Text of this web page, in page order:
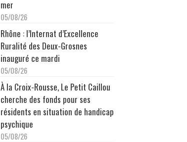
mer
05/08/26
Rhône : l’Internat d’Excellence
Ruralité des Deux-Grosnes
inauguré ce mardi
05/08/26
À la Croix-Rousse, Le Petit Caillou
cherche des fonds pour ses
résidents en situation de handicap
psychique
05/08/26